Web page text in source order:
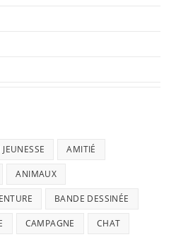
AMITIÉ
ANIMAUX
BANDE DESSINÉE
CAMPAGNE CHAT